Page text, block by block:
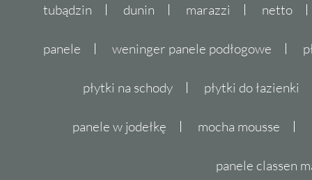
tubądzin dunin marazzi netto
panele weninger panele podłogowe
płytki na schody płytki do łazienki
panele w jodełkę mocha mousse
panele classen